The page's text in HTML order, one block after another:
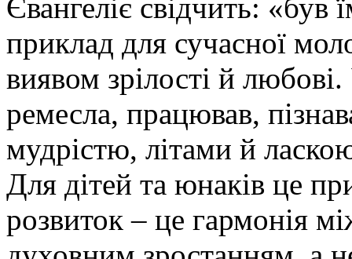
Євангеліє свідчить:
приклад для сучасної
виявом зрілості й
ремесла, працював,
мудрістю, літами й
Для дітей та юнаків це
розвиток – це гармонія